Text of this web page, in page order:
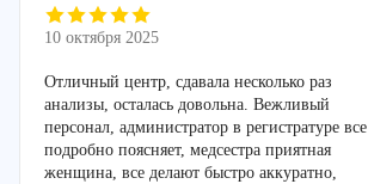
10 октября 2025
Отличный центр, сдавала несколько раз
анализы, осталась довольна. Вежливый
персонал, администратор в регистратуре все
подробно поясняет, медсестра приятная
женщина, все делают быстро аккуратно,